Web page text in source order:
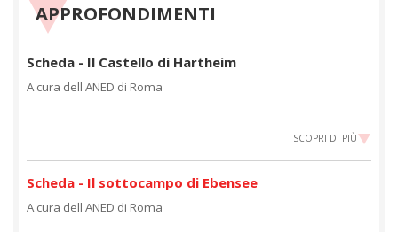
APPROFONDIMENTI
Scheda - Il Castello di Hartheim
A cura dell'ANED di Roma
SCOPRI DI PIÙ
Scheda - Il sottocampo di Ebensee
A cura dell'ANED di Roma